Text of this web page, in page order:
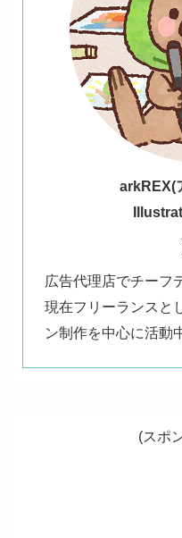
arkREX(
広告代理店でチーフ
現在フリーランスと
ン制作を中心に活動
(スポ